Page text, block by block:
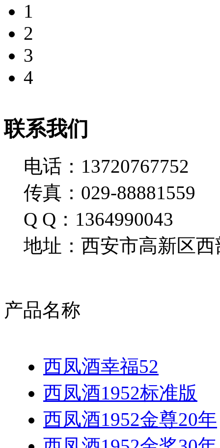
1
2
3
4
联系我们
电话：13720767752
传真：029-88881559
Q Q：1364990043
地址：西安市高新区西
产品名称
西凤酒幸福52
西凤酒1952标准版
西凤酒1952金尊20年